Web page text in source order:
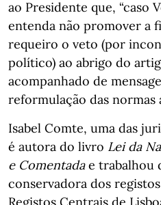
ao Presidente que, “caso
entenda não promover a
requeiro o veto (por
político) ao abrigo do
acompanhado de
reformulação das normas
Isabel Comte, uma das
é autora do livro Lei da
e Comentadae trabalhou
conservadora dos
Registos Centrais de